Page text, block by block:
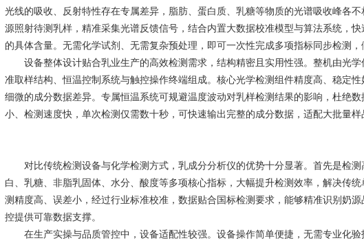
光线的吸收、反射特性存在专属差异，脂肪、蛋白质、乳糖等物质的光谱吸收峰各
源照射待测乳样，精准采集光谱反馈信号，结合内置大数据校准模型与算法系统，
的具体含量。无需化学试剂、无需复杂预处理，即可一次性完成多项指标同步检测，
设备整体设计贴合乳业生产的高效检测需求，结构精密且实用性强。整机由光学
准取样结构、恒温控制系统与触控操作终端组成。核心光学检测组件精度高、稳定
细微的成分数据差异。专属恒温系统可规避温度波动对乳样检测结果的影响，杜绝
小、检测速度快，单次检测仅需数十秒，可快速输出完整的成分数据，适配大批量样
对比传统检测设备与化学检测方式，乳成分分析仪的优势十分显著。首先是检测
白、乳糖、非脂乳固体、水分、酸度等多项核心指标，大幅提升检测效率，解决传
测精度高、误差小，经过行业标准校准，数据贴合国标检测要求，能够精准识别奶
控提供可靠数据支撑。
在生产实操与品质管控中，设备适配性较强。设备操作简单便捷，无需专业化验